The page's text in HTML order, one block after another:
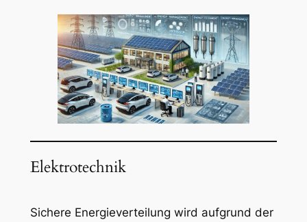
Elektrotechnik
Sichere Energieverteilung wird aufgrund der